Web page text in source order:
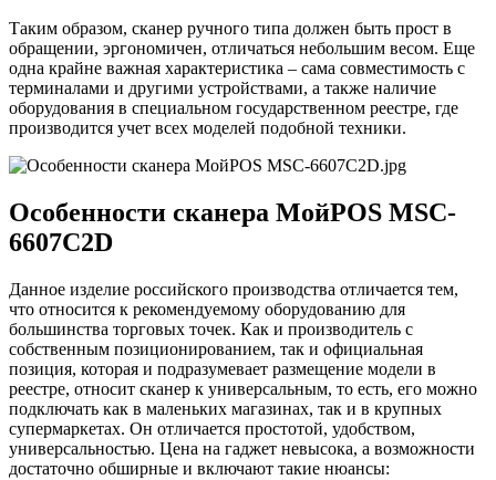
Таким образом, сканер ручного типа должен быть прост в
обращении, эргономичен, отличаться небольшим весом. Еще
одна крайне важная характеристика – сама совместимость с
терминалами и другими устройствами, а также наличие
оборудования в специальном государственном реестре, где
производится учет всех моделей подобной техники.
Особенности сканера МойPOS MSC-
6607C2D
Данное изделие российского производства отличается тем,
что относится к рекомендуемому оборудованию для
большинства торговых точек. Как и производитель с
собственным позиционированием, так и официальная
позиция, которая и подразумевает размещение модели в
реестре, относит сканер к универсальным, то есть, его можно
подключать как в маленьких магазинах, так и в крупных
супермаркетах. Он отличается простотой, удобством,
универсальностью. Цена на гаджет невысока, а возможности
достаточно обширные и включают такие нюансы: